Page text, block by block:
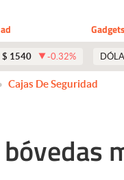
Gadgets
$ 1540 -0.32%
Cajas De Seguridad